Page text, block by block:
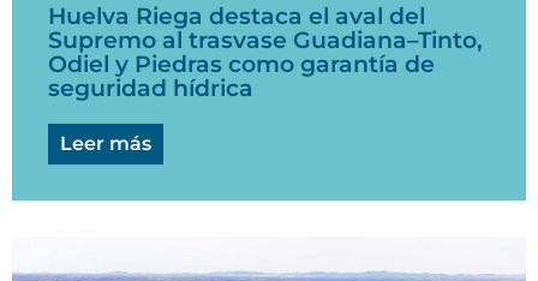
Huelva Riega destaca el aval del
Supremo al trasvase Guadiana–Tinto,
Odiel y Piedras como garantía de
seguridad hídrica
Leer más